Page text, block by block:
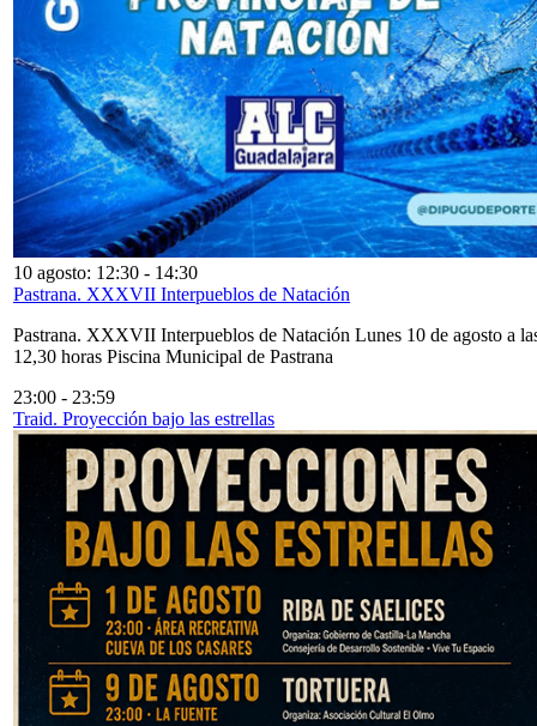
10 agosto: 12:30 - 14:30
Pastrana. XXXVII Interpueblos de Natación
Pastrana. XXXVII Interpueblos de Natación Lunes 10 de agosto a
12,30 horas Piscina Municipal de Pastrana
23:00 - 23:59
Traid. Proyección bajo las estrellas